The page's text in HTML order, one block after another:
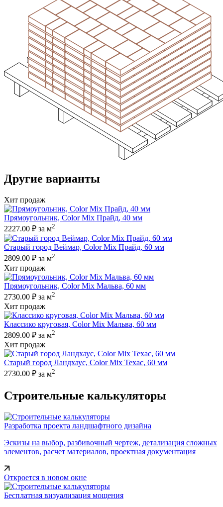
Другие варианты
Хит продаж
Прямоугольник, Color Mix Прайд, 40 мм
2227.00 ₽ за м2
Старый город Веймар, Color Mix Прайд, 60 мм
2809.00 ₽ за м2
Хит продаж
Прямоугольник, Color Mix Мальва, 60 мм
2730.00 ₽ за м2
Хит продаж
Классико круговая, Color Mix Мальва, 60 мм
2809.00 ₽ за м2
Хит продаж
Старый город Ландхаус, Color Mix Техас, 60 мм
2730.00 ₽ за м2
Строительные калькуляторы
Разработка проекта ландшафтного дизайна
Эскизы на выбор, разбивочный чертеж, детализация сложных
элементов, расчет материалов, проектная документация
Откроется в новом окне
Бесплатная визуализация мощения